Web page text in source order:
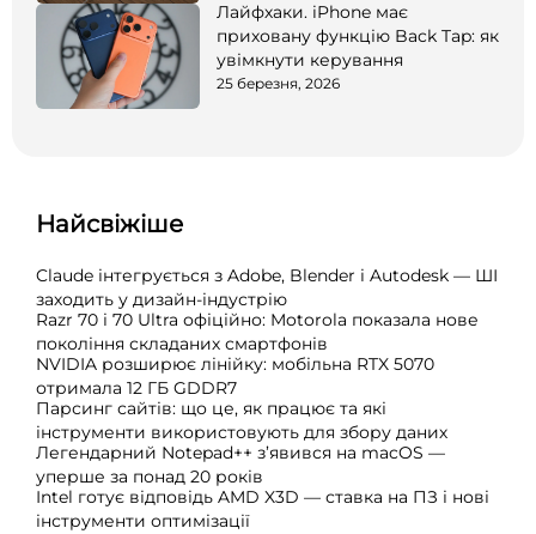
Лайфхаки. iPhone має
приховану функцію Back Tap: як
увімкнути керування
25 березня, 2026
Найсвіжіше
Claude інтегрується з Adobe, Blender і Autodesk — ШІ
заходить у дизайн-індустрію
Razr 70 і 70 Ultra офіційно: Motorola показала нове
покоління складаних смартфонів
NVIDIA розширює лінійку: мобільна RTX 5070
отримала 12 ГБ GDDR7
Парсинг сайтів: що це, як працює та які
інструменти використовують для збору даних
Легендарний Notepad++ з’явився на macOS —
уперше за понад 20 років
Intel готує відповідь AMD X3D — ставка на ПЗ і нові
інструменти оптимізації